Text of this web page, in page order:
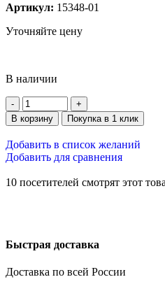
Артикул: 15348-01
Уточняйте цену
В наличии
В корзину Покупка в 1 клик
Добавить в список желаний
Добавить для сравнения
10 посетителей смотрят этот
Быстрая доставка
Доставка по всей России